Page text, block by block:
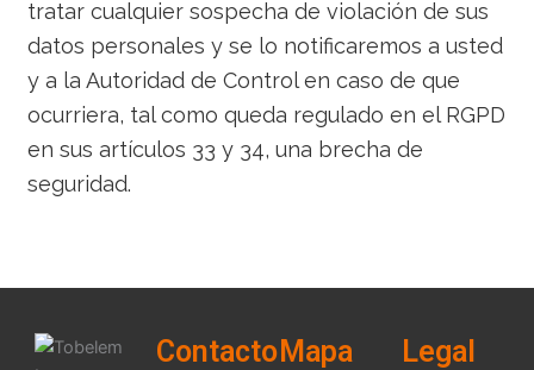
tratar cualquier sospecha de violación de sus
datos personales y se lo notificaremos a usted
y a la Autoridad de Control en caso de que
ocurriera, tal como queda regulado en el RGPD
en sus artículos 33 y 34, una brecha de
seguridad.
ContactoMapa
Legal